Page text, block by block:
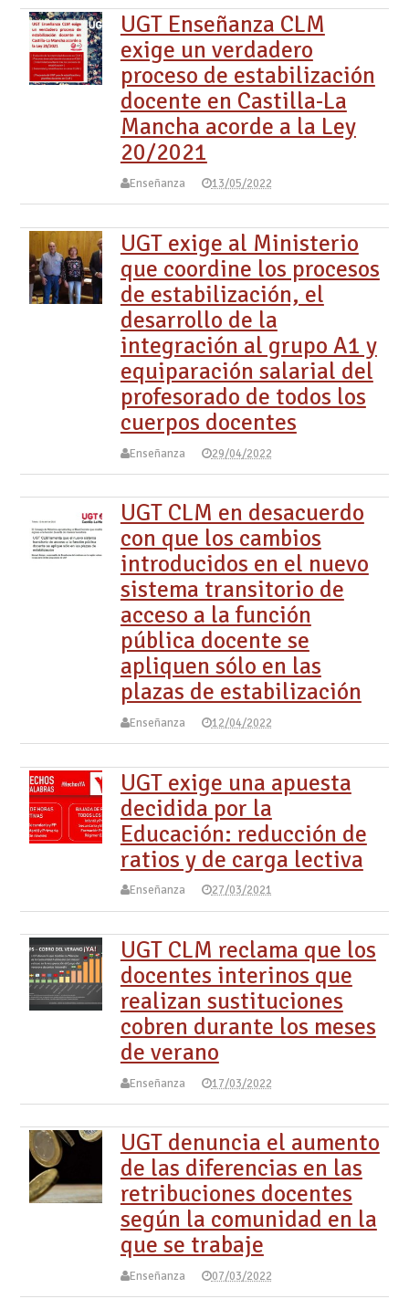
UGT Enseñanza CLM
exige un verdadero
proceso de estabilización
docente en Castilla-La
Mancha acorde a la Ley
20/2021
Enseñanza 13/05/2022
UGT exige al Ministerio
que coordine los procesos
de estabilización, el
desarrollo de la
integración al grupo A1 y
equiparación salarial del
profesorado de todos los
cuerpos docentes
Enseñanza 29/04/2022
UGT CLM en desacuerdo
con que los cambios
introducidos en el nuevo
sistema transitorio de
acceso a la función
pública docente se
apliquen sólo en las
plazas de estabilización
Enseñanza 12/04/2022
UGT exige una apuesta
decidida por la
Educación: reducción de
ratios y de carga lectiva
Enseñanza 27/03/2021
UGT CLM reclama que los
docentes interinos que
realizan sustituciones
cobren durante los meses
de verano
Enseñanza 17/03/2022
UGT denuncia el aumento
de las diferencias en las
retribuciones docentes
según la comunidad en la
que se trabaje
Enseñanza 07/03/2022